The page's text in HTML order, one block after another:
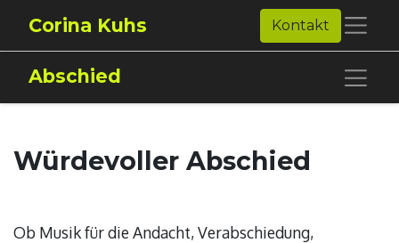
Corina Kuhs Kontakt
Abschied
Würdevoller Abschied
Ob Musik für die Andacht, Verabschiedung,